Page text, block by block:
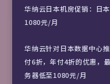
华纳云日本机房促销：日
1080元/月
华纳云针对日本数据中心
付6折，年付4折的优惠，
务器低至1080元/月